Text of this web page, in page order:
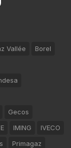
Vallée
Borel
Gecos
IMING
IVECO
Primagaz